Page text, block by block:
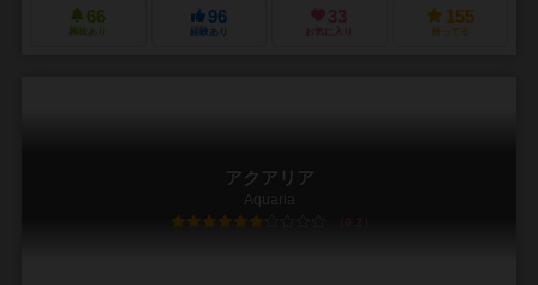
66
興味あり
96
経験あり
33
お気に入り
155
持ってる
アクアリア
Aquaria
6.2